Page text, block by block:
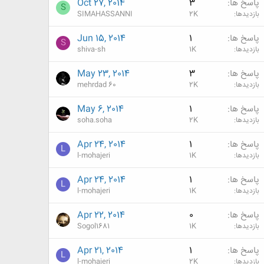
پاسخ ها 3
بازدیدها 2K
Oct 27, 2014
SIMAHASSANNI
S
پاسخ ها 1
بازدیدها 1K
Jun 15, 2014
shiva-sh
S
پاسخ ها 3
بازدیدها 2K
May 23, 2014
mehrdad 60
پاسخ ها 1
بازدیدها 2K
May 6, 2014
soha.soha
پاسخ ها 1
بازدیدها 1K
Apr 24, 2014
l-mohajeri
L
پاسخ ها 1
بازدیدها 1K
Apr 24, 2014
l-mohajeri
L
پاسخ ها 0
بازدیدها 1K
Apr 22, 2014
Sogol1681
پاسخ ها 1
بازدیدها 2K
Apr 21, 2014
l-mohajeri
L